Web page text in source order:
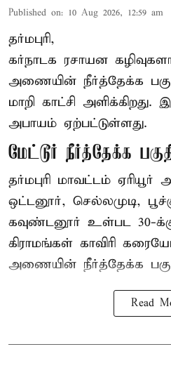
Published on: 10 Aug 2026, 12:59 am
தர்மபுரி,
கர்நாடக ரசாயன
அணையின் நீர்த்தேக்க
மாறி காட்சி
அபாயம் ஏற்பட்டுள்ளது.
மேட்டூர் நீர்த்தேக்க
தர்மபுரி மாவட்டம்
ஒட்டனூர், செல்லமுடி,
கவுண்டனூர் உள்பட 30-
கிராமங்கள் காவிரி
அணையின் நீர்த்தேக்க
Read